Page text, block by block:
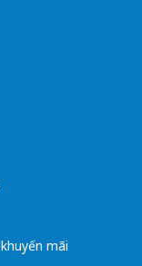
mãi